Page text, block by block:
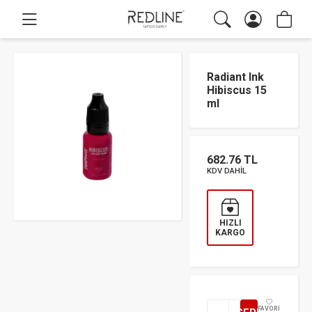
Radiant Ink
Hibiscus 15
ml
682.76 TL
KDV DAHİL
HIZLI
KARGO
FAVORİ